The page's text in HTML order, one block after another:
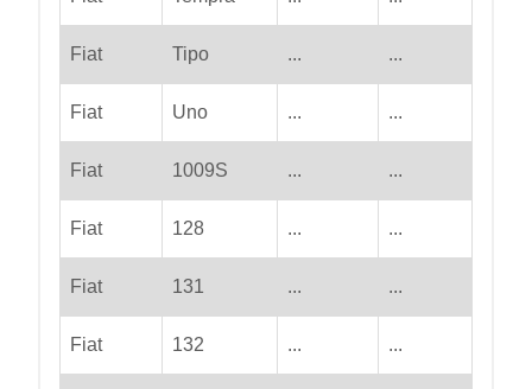
Fiat Tipo ... ...
Fiat Uno ... ...
Fiat 1009S ... ...
Fiat 128 ... ...
Fiat 131 ... ...
Fiat 132 ... ...